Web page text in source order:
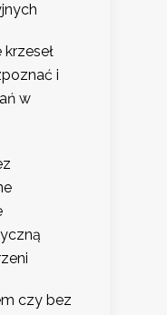
i
w
czy bez